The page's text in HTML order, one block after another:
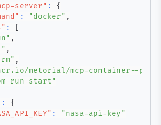
server" :
{
: "docker" ,
:
,
,
,
metorial/mcp-container--
run start"
:
{
:
"nasa-api-key"